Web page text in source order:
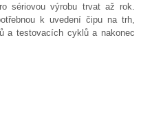
sériovou výrobu trvat až rok.
k uvedení čipu na trh,
a testovacích cyklů a nakonec